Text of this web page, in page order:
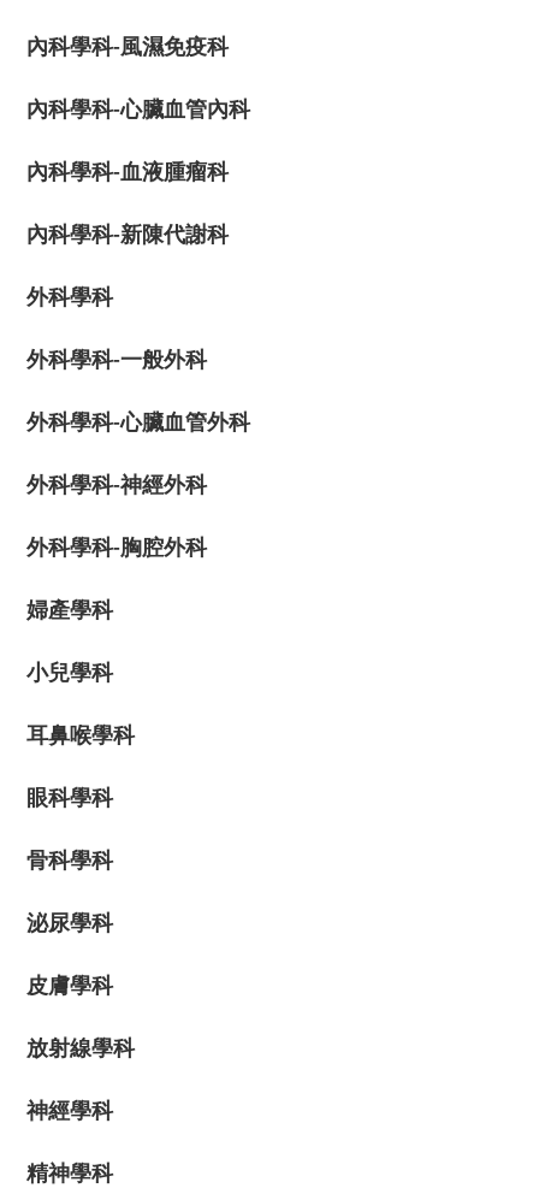
內科學科-風濕免疫科
內科學科-心臟血管內科
內科學科-血液腫瘤科
內科學科-新陳代謝科
外科學科
外科學科-一般外科
外科學科-心臟血管外科
外科學科-神經外科
外科學科-胸腔外科
婦產學科
小兒學科
耳鼻喉學科
眼科學科
骨科學科
泌尿學科
皮膚學科
放射線學科
神經學科
精神學科